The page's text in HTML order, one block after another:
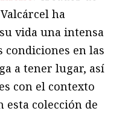
ha
vida una intensa
condiciones en las
a tener lugar, así
con el contexto
esta colección de